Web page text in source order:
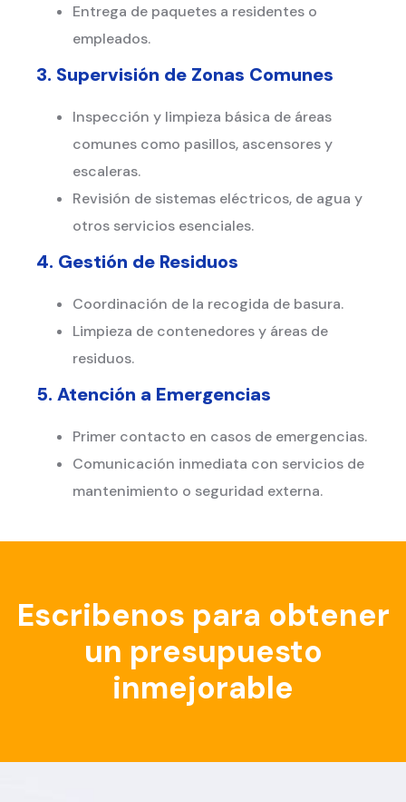
Entrega de paquetes a residentes o
empleados.
3. Supervisión de Zonas Comunes
Inspección y limpieza básica de áreas
comunes como pasillos, ascensores y
escaleras.
Revisión de sistemas eléctricos, de agua y
otros servicios esenciales.
4. Gestión de Residuos
Coordinación de la recogida de basura.
Limpieza de contenedores y áreas de
residuos.
5. Atención a Emergencias
Primer contacto en casos de emergencias.
Comunicación inmediata con servicios de
mantenimiento o seguridad externa.
Escribenos para obtener
un presupuesto
inmejorable